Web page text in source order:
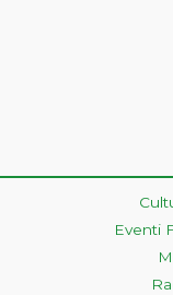
Eventi